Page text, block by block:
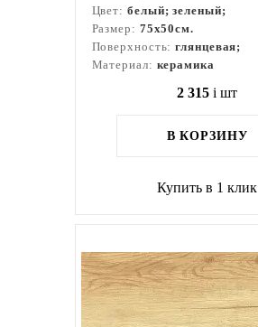
Цвет: белый; зеленый;
Размер: 75x50см.
Поверхность:глянцевая;
Материал: керамика
2 315 i шт
В КОРЗИНУ
Купить в 1 клик